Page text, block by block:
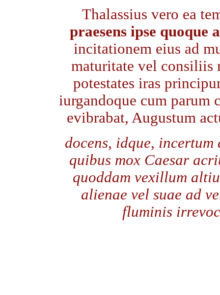
Thalassius vero ea
praesens ipse quoque
incitationem eius ad
maturitate vel consiliis
potestates iras
iurgandoque cum parum
evibrabat, Augustum
docens, idque, incertum
quibus mox Caesar
quoddam vexillum
alienae vel suae ad
fluminis